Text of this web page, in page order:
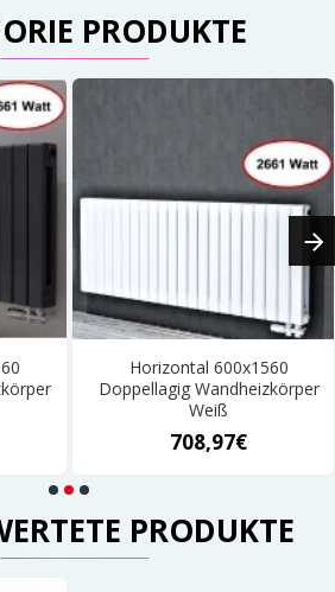
PRODUKTE
Horizontal 600x1560
Doppellagig Wandheizkörper
Weiß
708,97€
PRODUKTE